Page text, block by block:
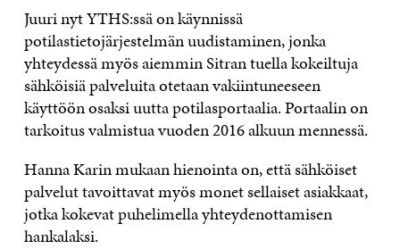
Juuri nyt YTHS:ssä on käynnissä
potilastietojärjestelmän uudistaminen, jonka
yhteydessä myös aiemmin Sitran tuella kokeiltuja
sähköisiä palveluita otetaan vakiintuneeseen
käyttöön osaksi uutta potilasportaalia. Portaalin on
tarkoitus valmistua vuoden 2016 alkuun mennessä.
Hanna Karin mukaan hienointa on, että sähköiset
palvelut tavoittavat myös monet sellaiset asiakkaat,
jotka kokevat puhelimella yhteydenottamisen
hankalaksi.